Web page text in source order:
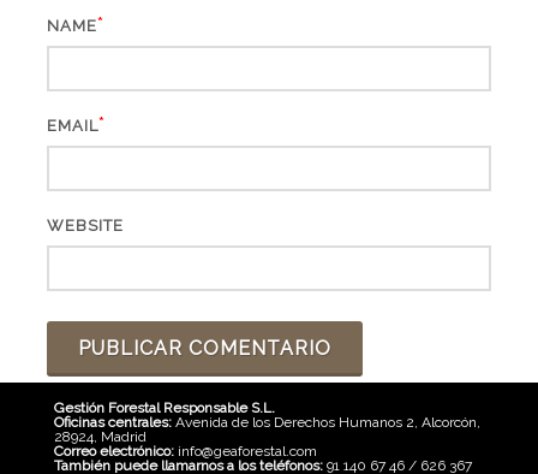
NAME*
EMAIL*
WEBSITE
Gestión Forestal Responsable S.L.
Oficinas centrales: Avenida de los Derechos Humanos 2, Alcorcón,
28924, Madrid
Correo electrónico: info@geaforestal.com
También puede llamarnos a los teléfonos: 91 140 67 46 / 626 367